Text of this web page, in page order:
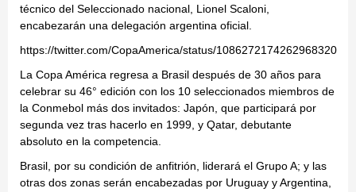
técnico del Seleccionado nacional, Lionel Scaloni,
encabezarán una delegación argentina oficial.
https://twitter.com/CopaAmerica/status/1086272174262968320
La Copa América regresa a Brasil después de 30 años para
celebrar su 46° edición con los 10 seleccionados miembros de
la Conmebol más dos invitados: Japón, que participará por
segunda vez tras hacerlo en 1999, y Qatar, debutante
absoluto en la competencia.
Brasil, por su condición de anfitrión, liderará el Grupo A; y las
otras dos zonas serán encabezadas por Uruguay y Argentina,